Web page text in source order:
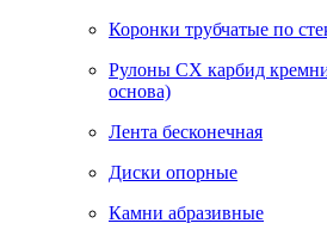
Коронки трубчатые по
Рулоны CX карбид
основа)
Лента бесконечная
Диски опорные
Камни абразивные